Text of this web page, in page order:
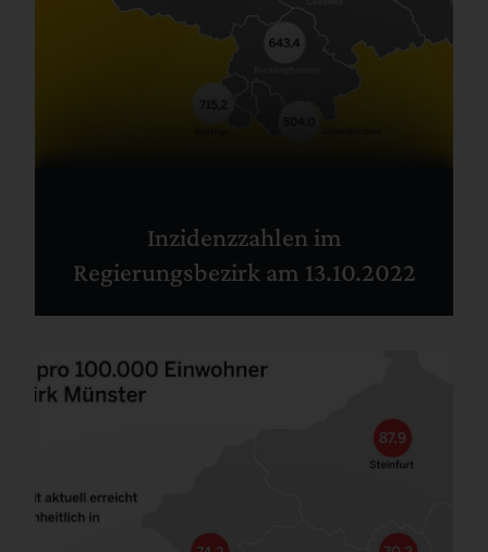
Inzidenzzahlen im
Regierungsbezirk am 13.10.2022